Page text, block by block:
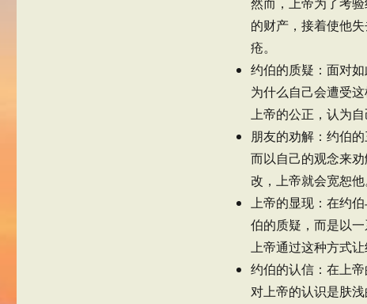
的财产，接着使他
疮。
约伯的质疑：面对
为什么自己会遭受
上帝的公正，认为
朋友的劝解：约伯
而以自己的观念来
改，上帝就会宽恕
上帝的显现：在约
伯的质疑，而是以一
上帝通过这种方式
约伯的认信：在上
对上帝的认识是肤